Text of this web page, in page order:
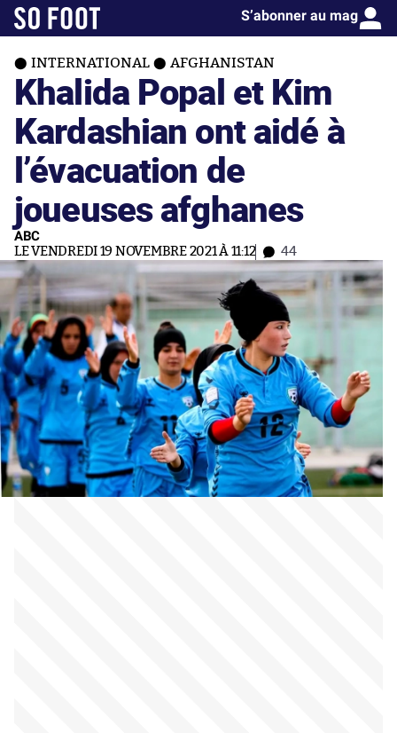
S’abonner au mag
INTERNATIONAL AFGHANISTAN
Khalida Popal et Kim
Kardashian ont aidé à
l’évacuation de
joueuses afghanes
ABC
LE VENDREDI 19 NOVEMBRE 2021 À 11:12 44